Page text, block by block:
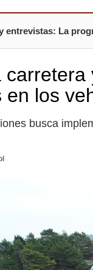
entrevistas: La
en los
busca